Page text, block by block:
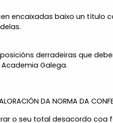
encaixadas baixo un título
derradeiras que
Galega.
DA NORMA DA
o seu total desacordo